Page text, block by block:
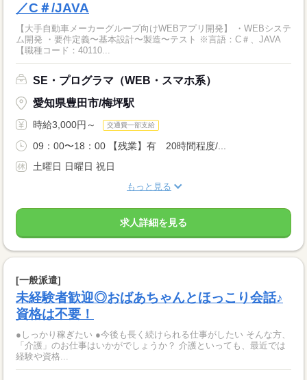
／C＃/JAVA
【大手自動車メーカーグループ向けWEBアプリ開発】 ・WEBシステ
ム開発 ・要件定義〜基本設計〜製造〜テスト ※言語：C＃、JAVA
【職種コード：40110...
SE・プログラマ（WEB・スマホ系）
愛知県豊田市/梅坪駅
時給3,000円～ 交通費一部支給
09：00〜18：00 【残業】有 20時間程度/...
土曜日 日曜日 祝日
もっと見る
求人詳細を見る
[一般派遣]
未経験者歓迎◎おばあちゃんとほっこり会話♪
資格は不要！
●しっかり稼ぎたい ●今後も長く続けられる仕事がしたい そんな方、
「介護」のお仕事はいかがでしょうか？ 介護といっても、最近では
経験や資格...